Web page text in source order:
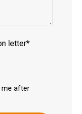
letter*
me after